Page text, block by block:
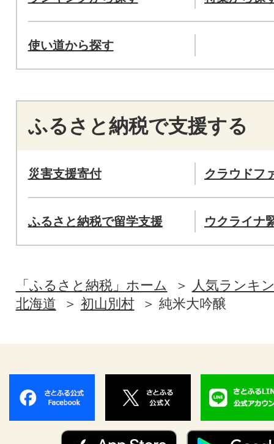
使い道から探す
ふるさと納税で支援する
災害支援寄付 クラウドフ
ふるさと納税で留学支援 ウクライナ
「ふるさと納税」ホーム
人気ランキ
北海道
初山別村 純米大吟醸